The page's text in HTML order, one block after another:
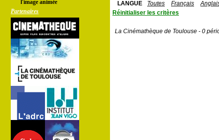
l'image animée
Partenaires
LANGUE
Toutes Français
Réinitialiser les critères
La Cinémathèque de Toulouse - 0